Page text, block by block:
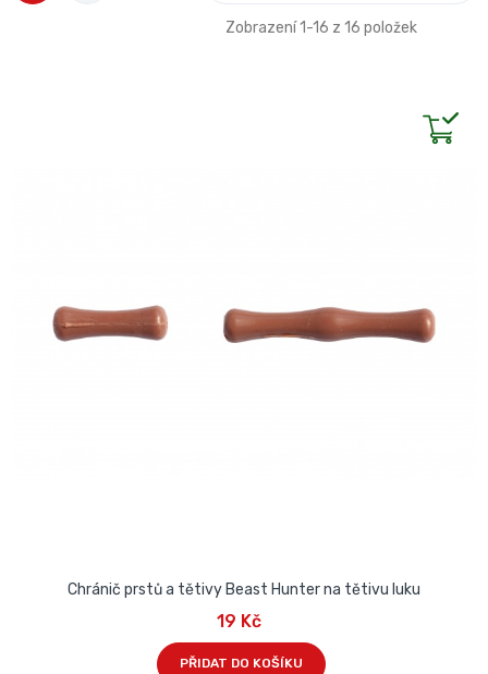
Zobrazení 1-16 z 16 položek
Chránič prstů a tětivy Beast Hunter na tětivu luku
19 Kč
PŘIDAT DO KOŠÍKU